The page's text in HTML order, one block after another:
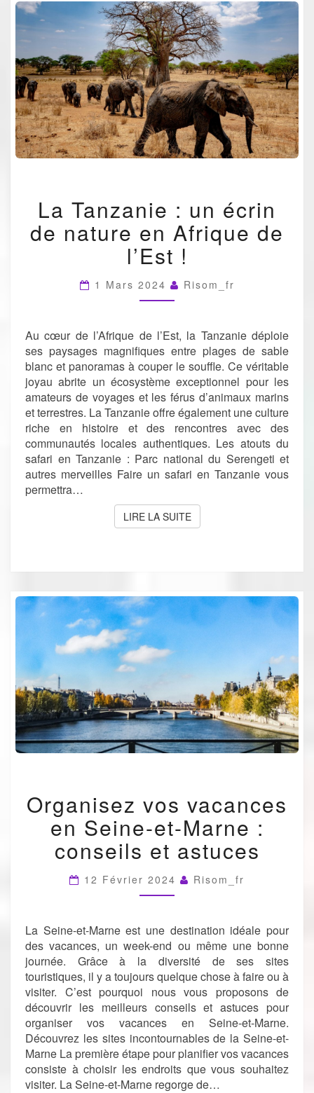
TANZANIE
:
UN
ÉCRIN
DE
EN
AFRIQUE
L’EST
!
La Tanzanie : un écrin
de nature en Afrique de
l’Est !
1 Mars 2024 Risom_fr
Au cœur de l’Afrique de l’Est, la Tanzanie déploie
ses paysages magnifiques entre plages de sable
blanc et panoramas à couper le souffle. Ce véritable
joyau abrite un écosystème exceptionnel pour les
amateurs de voyages et les férus d’animaux marins
et terrestres. La Tanzanie offre également une culture
riche en histoire et des rencontres avec des
communautés locales authentiques. Les atouts du
safari en Tanzanie : Parc national du Serengeti et
autres merveilles Faire un safari en Tanzanie vous
permettra…
LIRE LA SUITELIRE LA SUITE
VOS
VACANCES
EN
SEINE-
ET-
:
CONSEILS
ASTUCES
Organisez vos vacances
en Seine-et-Marne :
conseils et astuces
12 Février 2024 Risom_fr
La Seine-et-Marne est une destination idéale pour
des vacances, un week-end ou même une bonne
journée. Grâce à la diversité de ses sites
touristiques, il y a toujours quelque chose à faire ou à
visiter. C’est pourquoi nous vous proposons de
découvrir les meilleurs conseils et astuces pour
organiser vos vacances en Seine-et-Marne.
Découvrez les sites incontournables de la Seine-et-
Marne La première étape pour planifier vos vacances
consiste à choisir les endroits que vous souhaitez
visiter. La Seine-et-Marne regorge de…